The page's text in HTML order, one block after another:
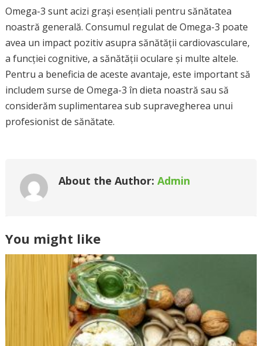
Omega-3 sunt acizi grași esențiali pentru sănătatea
noastră generală. Consumul regulat de Omega-3 poate
avea un impact pozitiv asupra sănătății cardiovasculare,
a funcției cognitive, a sănătății oculare și multe altele.
Pentru a beneficia de aceste avantaje, este important să
includem surse de Omega-3 în dieta noastră sau să
considerăm suplimentarea sub supravegherea unui
profesionist de sănătate.
About the Author: Admin
You might like